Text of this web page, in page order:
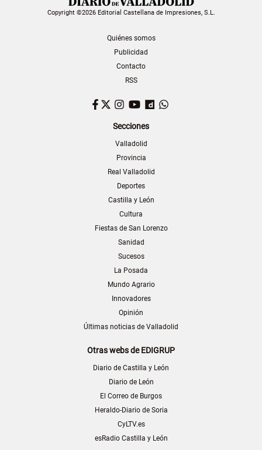
Copyright ©2026 Editorial Castellana de Impresiones, S.L.
Quiénes somos
Publicidad
Contacto
RSS
Facebook
TwitterInstagram
YouTubeDailymotion
Secciones
Valladolid
Provincia
Real Valladolid
Deportes
Castilla y León
Cultura
Fiestas de San Lorenzo
Sanidad
Sucesos
La Posada
Mundo Agrario
Innovadores
Opinión
Últimas noticias de Valladolid
Otras webs de EDIGRUP
Diario de Castilla y León
Diario de León
El Correo de Burgos
Heraldo-Diario de Soria
CyLTV.es
esRadio Castilla y León